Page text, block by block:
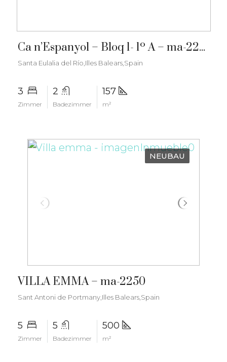
Ca n’Espanyol – Bloq 1- 1º A – ma-2266
Santa Eulalia del Río,Illes Balears,Spain
3
Zimmer
2
Badezimmer
157
m²
NEUBAU
VILLA EMMA – ma-2250
Sant Antoni de Portmany,Illes Balears,Spain
5
Zimmer
5
Badezimmer
500
m²